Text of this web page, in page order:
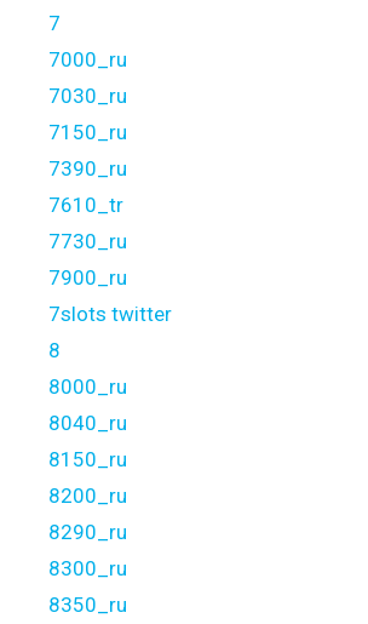
7
7000_ru
7030_ru
7150_ru
7390_ru
7610_tr
7730_ru
7900_ru
7slots twitter
8
8000_ru
8040_ru
8150_ru
8200_ru
8290_ru
8300_ru
8350_ru